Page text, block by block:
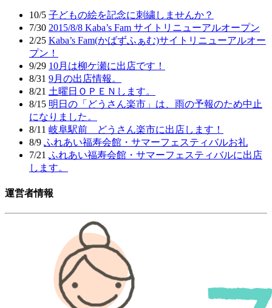
10/5 子どもの絵を記念に刺繍しませんか？
7/30 2015/8/8 Kaba’s Fam サイトリニューアルオープン
2/25 Kaba’s Fam(かばずふぁむ)サイトリニューアルオー
プン！
9/29 10月は柳ケ瀬に出店です！
8/31 9月の出店情報。
8/21 土曜日ＯＰＥＮします。
8/15 明日の「どうさん楽市」は、雨の予報のため中止
になりました。
8/11 岐阜駅前 どうさん楽市に出店します！
8/9 ふれあい福寿会館・サマーフェスティバルお礼
7/21 ふれあい福寿会館・サマーフェスティバルに出店
します。
運営者情報